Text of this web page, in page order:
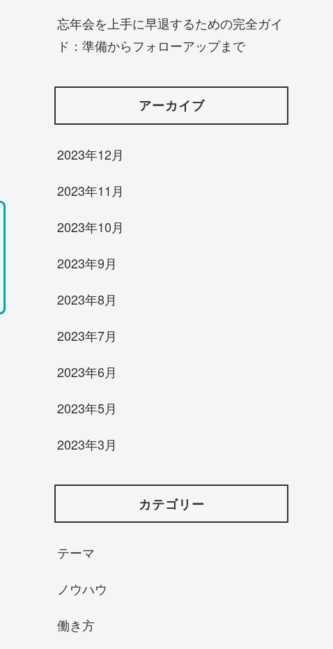
忘年会を上手に早退するための完全ガイ
ド：準備からフォローアップまで
アーカイブ
2023年12月
2023年11月
2023年10月
2023年9月
2023年8月
2023年7月
2023年6月
2023年5月
2023年3月
カテゴリー
テーマ
ノウハウ
働き方